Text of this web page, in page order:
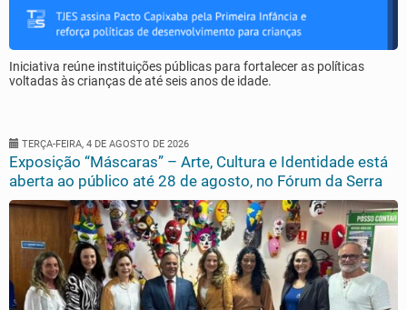
Iniciativa reúne instituições públicas para fortalecer as políticas
voltadas às crianças de até seis anos de idade.
TERÇA-FEIRA, 4 DE AGOSTO DE 2026
Exposição “Máscaras” – Arte, Cultura e Identidade está
aberta ao público até 28 de agosto, no Fórum da Serra